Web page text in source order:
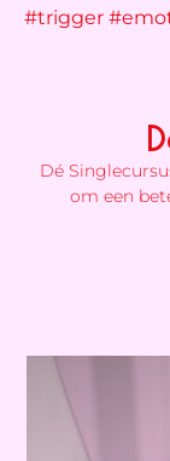
#trigger
Dé
om een